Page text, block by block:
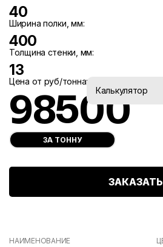
40
Ширина полки, мм:
400
Толщина стенки, мм:
13
Цена от руб/тонна:
98500
ЗА ТОННУ
Калькулятор
Вес, тн:
ЗАКАЗАТЬ
НАИМЕНОВАНИЕ